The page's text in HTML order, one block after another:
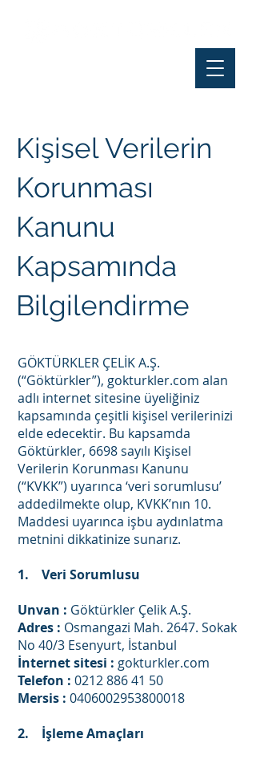
GÖKTÜRKLER ÇELİK A.Ş.
(“Göktürkler”), gokturkler.com alan
adlı internet sitesine üyeliğiniz
kapsamında çeşitli kişisel verilerinizi
elde edecektir. Bu kapsamda
Göktürkler, 6698 sayılı Kişisel
Verilerin Korunması Kanunu
(“KVKK”) uyarınca ‘veri sorumlusu’
addedilmekte olup, KVKK’nın 10.
Maddesi uyarınca işbu aydınlatma
metnini dikkatinize sunarız.
1. Veri Sorumlusu
Unvan : Göktürkler Çelik A.Ş.
Adres : Osmangazi Mah. 2647. Sokak
No 40/3 Esenyurt, İstanbul
İnternet sitesi : gokturkler.com
Telefon : 0212 886 41 50
Mersis : 0406002953800018
2. İşleme Amaçları
Kişisel Verilerin
Korunması
Kanunu
Kapsamında
Bilgilendirme